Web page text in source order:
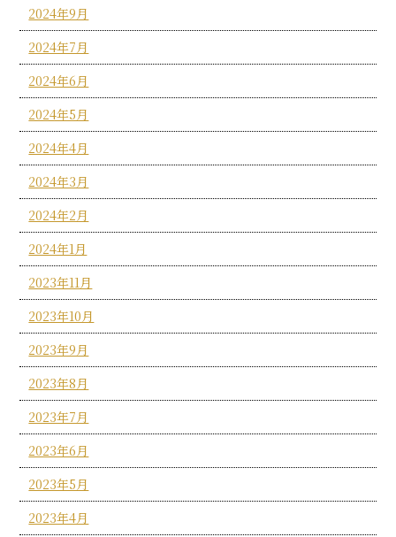
2024年9月
2024年7月
2024年6月
2024年5月
2024年4月
2024年3月
2024年2月
2024年1月
2023年11月
2023年10月
2023年9月
2023年8月
2023年7月
2023年6月
2023年5月
2023年4月